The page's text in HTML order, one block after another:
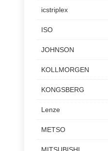
icstriplex
ISO
JOHNSON
KOLLMORGEN
KONGSBERG
Lenze
METSO